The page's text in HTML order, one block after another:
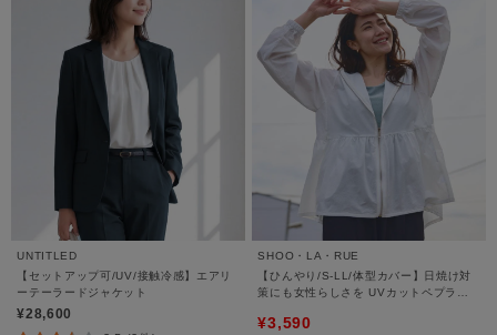
UNTITLED
【セットアップ可/UV/接触冷感】エアリ
ーテーラードジャケット
¥28,600
SHOO・LA・RUE
【ひんやり/S-LL/体型カバー】日焼け対
策にも女性らしさを UVカットペプラム
¥3,590